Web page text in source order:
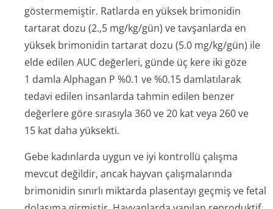
göstermemiştir. Ratlarda en yüksek brimonidin
tartarat dozu (2.,5 mg/kg/gün) ve tavşanlarda en
yüksek brimonidin tartarat dozu (5.0 mg/kg/gün) ile
elde edilen AUC değerleri, günde üç kere iki göze
1 damla Alphagan P %0.1 ve %0.15 damlatılarak
tedavi edilen insanlarda tahmin edilen benzer
değerlere göre sırasıyla 360 ve 20 kat veya 260 ve
15 kat daha yüksekti.
Gebe kadınlarda uygun ve iyi kontrollü çalışma
mevcut değildir, ancak hayvan çalışmalarında
brimonidin sınırlı miktarda plasentayı geçmiş ve fetal